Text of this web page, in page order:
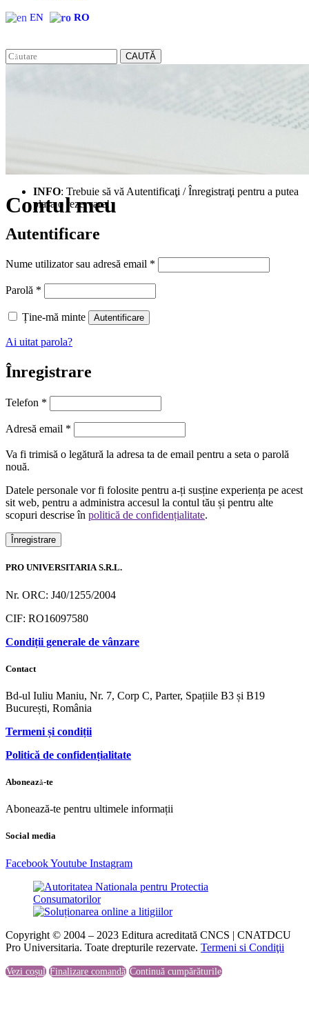
EN RO
CAUTĂ
Contul meu
INFO: Trebuie să vă Autentificaţi / Înregistraţi pentru a putea
plasa o rezervare!
Autentificare
Nume utilizator sau adresă email *
Parolă *
Ține-mă minte Autentificare
Ai uitat parola?
Înregistrare
Telefon *
Adresă email *
Va fi trimisă o legătură la adresa ta de email pentru a seta o parolă
nouă.
Datele personale vor fi folosite pentru a-ți susține experiența pe acest
sit web, pentru a administra accesul la contul tău și pentru alte
scopuri descrise în politică de confidențialitate.
Înregistrare
PRO UNIVERSITARIA S.R.L.
Nr. ORC: J40/1255/2004
CIF: RO16097580
Condiții generale de vânzare
Contact
Bd-ul Iuliu Maniu, Nr. 7, Corp C, Parter, Spațiile B3 și B19
București, România
Termeni și condiții
Politică de confidențialitate
Abonează-te
Abonează-te pentru ultimele informații
Social media
FacebookYoutube Instagram
Copyright © 2004 – 2023 Editura acreditată CNCS | CNATDCU
Pro Universitaria. Toate drepturile rezervate. Termeni si Condiţii
Vezi coșul Finalizare comandă Continuă cumpărăturile